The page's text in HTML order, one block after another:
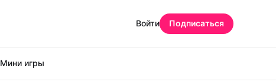
Мини игры
Войти Подписаться